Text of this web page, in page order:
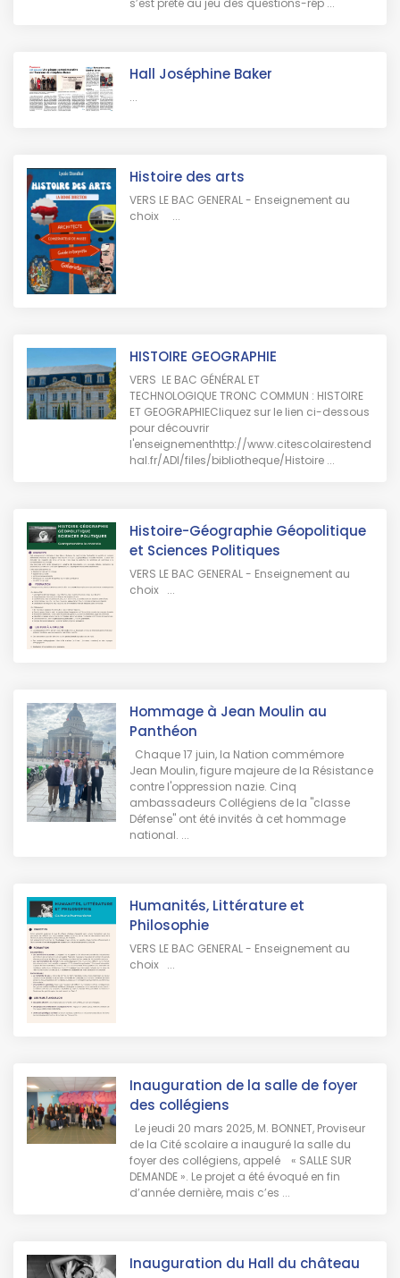
Hall Joséphine Baker
...
Histoire des arts
VERS LE BAC GENERAL - Enseignement au
choix ...
HISTOIRE GEOGRAPHIE
VERS LE BAC GÉNÉRAL ET
TECHNOLOGIQUE TRONC COMMUN : HISTOIRE
ET GEOGRAPHIECliquez sur le lien ci-dessous
pour découvrir
l'enseignementhttp://www.citescolairestend
hal.fr/ADI/files/bibliotheque/Histoire ...
Histoire-Géographie Géopolitique
et Sciences Politiques
VERS LE BAC GENERAL - Enseignement au
choix ...
Hommage à Jean Moulin au
Panthéon
Chaque 17 juin, la Nation commémore
Jean Moulin, figure majeure de la Résistance
contre l'oppression nazie. Cinq
ambassadeurs Collégiens de la "classe
Défense" ont été invités à cet hommage
national. ...
Humanités, Littérature et
Philosophie
VERS LE BAC GENERAL - Enseignement au
choix ...
Inauguration de la salle de foyer
des collégiens
Le jeudi 20 mars 2025, M. BONNET, Proviseur
de la Cité scolaire a inauguré la salle du
foyer des collégiens, appelé « SALLE SUR
DEMANDE ». Le projet a été évoqué en fin
d’année dernière, mais c’es ...
Inauguration du Hall du château